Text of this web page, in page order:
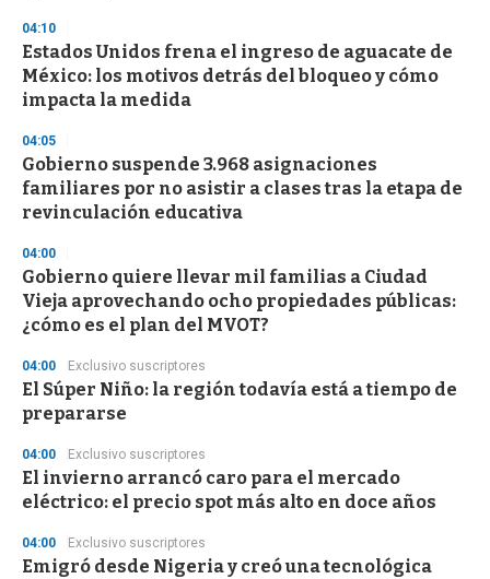
04:10
Estados Unidos frena el ingreso de aguacate de
México: los motivos detrás del bloqueo y cómo
impacta la medida
04:05
Gobierno suspende 3.968 asignaciones
familiares por no asistir a clases tras la etapa de
revinculación educativa
04:00
Gobierno quiere llevar mil familias a Ciudad
Vieja aprovechando ocho propiedades públicas:
¿cómo es el plan del MVOT?
04:00 Exclusivo suscriptores
El Súper Niño: la región todavía está a tiempo de
prepararse
04:00 Exclusivo suscriptores
El invierno arrancó caro para el mercado
eléctrico: el precio spot más alto en doce años
04:00 Exclusivo suscriptores
Emigró desde Nigeria y creó una tecnológica